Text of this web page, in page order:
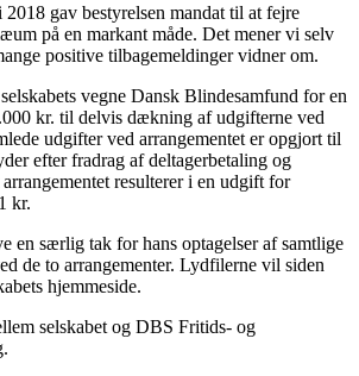
gav bestyrelsen mandat til at fejre
på en markant måde. Det mener vi selv
positive tilbagemeldinger vidner om.
vegne Dansk Blindesamfund for en
kr. til delvis dækning af udgifterne ved
udgifter ved arrangementet er opgjort til
efter fradrag af deltagerbetaling og
resulterer i en udgift for
kr.
en særlig tak for hans optagelser af samtlige
de to arrangementer. Lydfilerne vil siden
hjemmeside.
selskabet og DBS Fritids- og